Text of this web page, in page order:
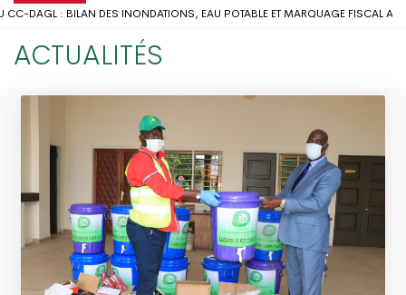
DAGL : BILAN DES INONDATIONS, EAU POTABLE ET MARQUAGE FISCAL AU
DÉSORMAIS D'UNE ANTENNE RÉGIONALE DE LA CHAMBRE DE
D’INONDATIONS DANS LE GRAND LOMÉ : L’ENTRÉE EN SCÈNE DU
DU DISTRICT AUTONOME DU GRAND LOMÉ A TENU SA 2ÈME
D’INONDATION DANS LE GRAND LOMÉ : VERS UNE SYNERGIE D’ACTIONS
DAGL A PRIS PART AU LANCEMENT DE LA CAMPAGNE DE VACCINATION
PROPRE » : LE DAGL SUPPRIME UN DÉPOTOIR SAUVAGE DANS LA
PEUL III : DES ÉQUIPEMENTS SPORTIFS OFFERTS AUX COMMUNES DU GOLFE
ACTUALITÉS